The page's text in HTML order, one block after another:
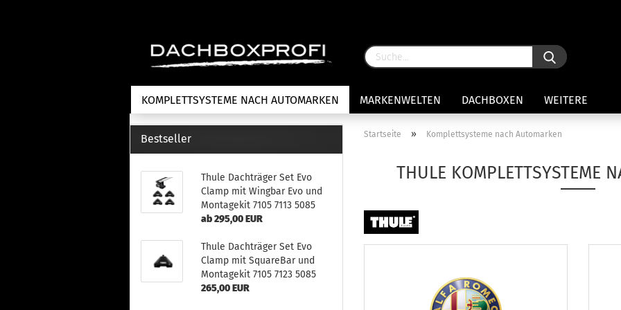
KOMPLETTSYSTEME NACH AUTOMARKEN MARKENWELTEN DACHBOXEN WEITERE
Dachfahrradträger
Heckklappenfahrradträger
Anhängekupplungsträger
Zubehör Fahrradträger
Lastenträgerfüße
Laststreben
Universaltträger Reling
Thule Montagekits 50.. für 7105
Clamp Fußsatz Fahrzeuge mit
normalen Dach
Thule Kits 30.. für 753 Fußsatz
Startseite » Komplettsysteme nach Automarken
THULE KOMPLETTSYSTEME
Bestseller
Thule Dachträger Set Evo
Clamp mit Wingbar Evo und
Montagekit 7105 7113 5085
ab 295,00 EUR
Thule Dachträger Set Evo
Clamp mit SquareBar und
Montagekit 7105 7123 5085
265,00 EUR